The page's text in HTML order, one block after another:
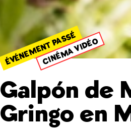
ÉVÉNEMENT PASSÉ
CINÉMA VIDÉO
Galpón de
Gringo en